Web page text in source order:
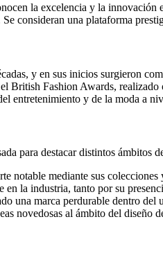
la excelencia y la
consideran una plataforma
y en sus inicios surgieron
British Fashion Awards,
entretenimiento y de la moda a
para destacar distintos ámbitos
notable mediante sus
la industria, tanto por su
una marca perdurable dentro del
novedosas al ámbito del diseño